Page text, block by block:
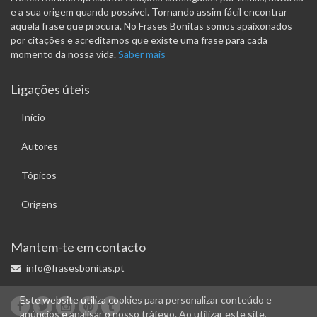
e a sua origem quando possível. Tornando assim fácil encontrar
aquela frase que procura. No Frases Bonitas somos apaixonados
por citações e acreditamos que existe uma frase para cada
momento da nossa vida. Saber mais
Ligações úteis
Início
Autores
Tópicos
Origens
Mantem-te em contacto
info@frasesbonitas.pt
Este website utiliza cookies para personalizar conteúdo e
anúncios e analisar o nosso tráfego. Ao utilizar este site,